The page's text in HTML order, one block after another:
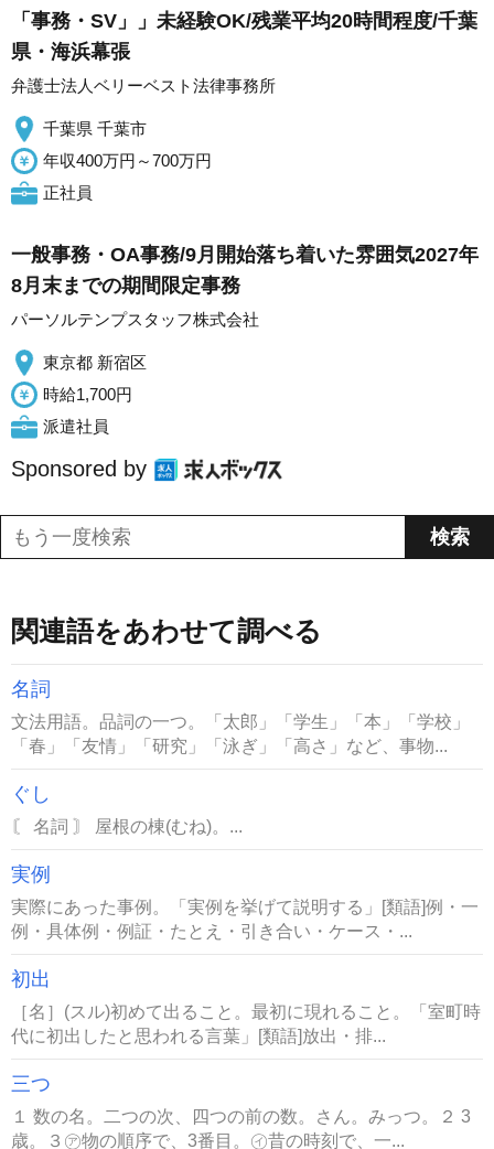
「事務・SV」」未経験OK/残業平均20時間程度/千葉
県・海浜幕張
弁護士法人ベリーベスト法律事務所
千葉県 千葉市
年収400万円～700万円
正社員
一般事務・OA事務/9月開始落ち着いた雰囲気2027年
8月末までの期間限定事務
パーソルテンプスタッフ株式会社
東京都 新宿区
時給1,700円
派遣社員
Sponsored by
関連語をあわせて調べる
名詞
文法用語。品詞の一つ。「太郎」「学生」「本」「学校」
「春」「友情」「研究」「泳ぎ」「高さ」など、事物...
ぐし
〘 名詞 〙 屋根の棟(むね)。...
実例
実際にあった事例。「実例を挙げて説明する」[類語]例・一
例・具体例・例証・たとえ・引き合い・ケース・...
初出
［名］(スル)初めて出ること。最初に現れること。「室町時
代に初出したと思われる言葉」[類語]放出・排...
三つ
１ 数の名。二つの次、四つの前の数。さん。みっつ。２ 3
歳。３㋐物の順序で、3番目。㋑昔の時刻で、一...